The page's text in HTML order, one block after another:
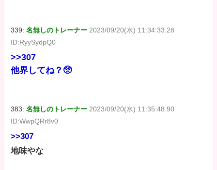
339:名無しのトレーナー 2023/09/20(水) 11:34:33.28
ID:RyySydpQ0
>>307
他界してね？🥺
383:名無しのトレーナー 2023/09/20(水) 11:35:48.90
ID:WwpQRr8v0
>>307
地味やな